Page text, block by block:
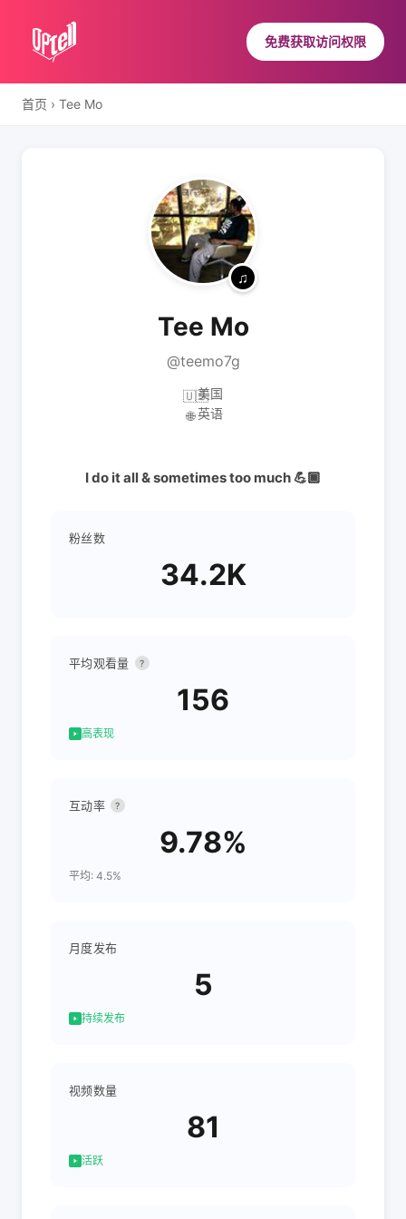
免费获取访问权限
首页 › Tee Mo
Tee Mo
@teemo7g
🇺🇸美国
🌐 英语
I do it all & sometimes too much 💪🏾
粉丝数
34.2K
平均观看量 ?
156
高表现
互动率 ?
9.78%
平均: 4.5%
月度发布
5
持续发布
视频数量
81
活跃